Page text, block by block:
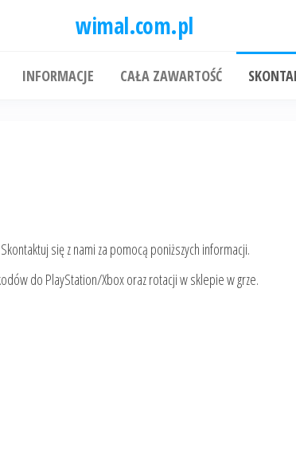
wimal.com.pl
INFORMACJE CAŁA ZAWARTOŚĆ
się z nami za pomocą poniższych informacji.
do PlayStation/Xbox oraz rotacji w sklepie w grze.